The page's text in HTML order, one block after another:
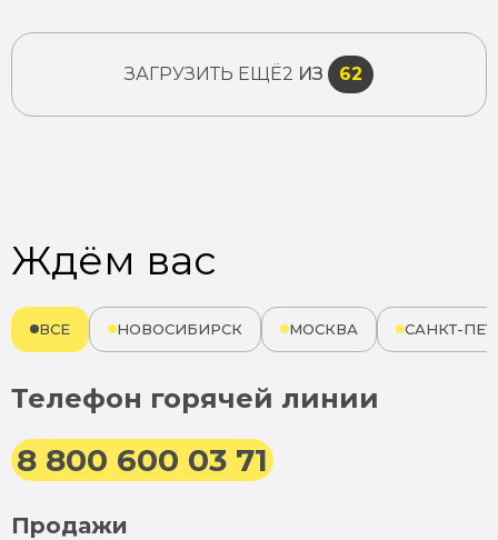
ЗАГРУЗИТЬ ЕЩЁ2 ИЗ 62
Ждём вас
ВСЕ НОВОСИБИРСК МОСКВА САНКТ-
Телефон горячей линии
8 800 600 03 71
Продажи